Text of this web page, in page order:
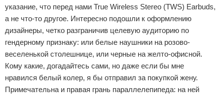
указание, что перед нами True Wireless Stereo (TWS) Earbuds,
а не что-то другое. Интересно подошли к оформлению
дизайнеры, четко разграничив целевую аудиторию по
гендерному признаку: или белые наушники на розово-
веселенькой столешнице, или черные на желто-офисной.
Кому какие, догадайтесь сами, но даже если бы мне
нравился белый колер, я бы отправил за покупкой жену.
Примечательна и правая грань параллелепипеда: на ней